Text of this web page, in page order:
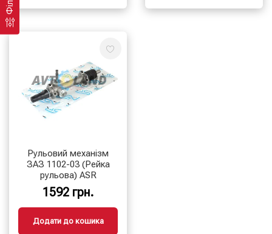
Рульовий механізм
ЗАЗ 1102-03 (Рейка
рульова) ASR
1592 грн.
Додати до кошика